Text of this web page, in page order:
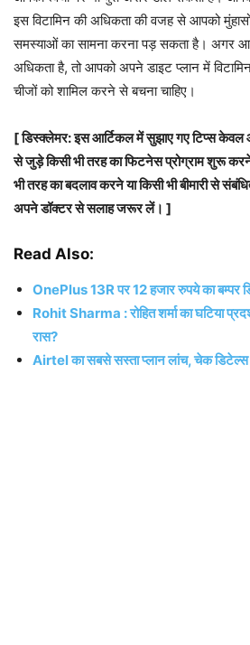
इस विटामिन की अधिकता की वजह से आपको
समस्याओं का सामना करना पड़ सकता है। अगर
अधिकता है, तो आपको अपने डाइट प्लान में
चीजों को शामिल करने से बचना चाहिए।
[ डिस्क्लेमर: इस आर्टिकल में सुझाए गए टिप्स
से जुड़े किसी भी तरह का फिटनेस प्रोग्राम शुरू
भी तरह का बदलाव करने या किसी भी बीमारी से
अपने डॉक्टर से सलाह जरूर लें। ]
Read Also:
OnePlus 13R पर 12 हजार रुपये का बम्पर
Rohit Sharma : रोहित शर्मा का घटिया
रास?
Airtel का सबसे सस्ता प्लान लांच, चेक डिटेल्स